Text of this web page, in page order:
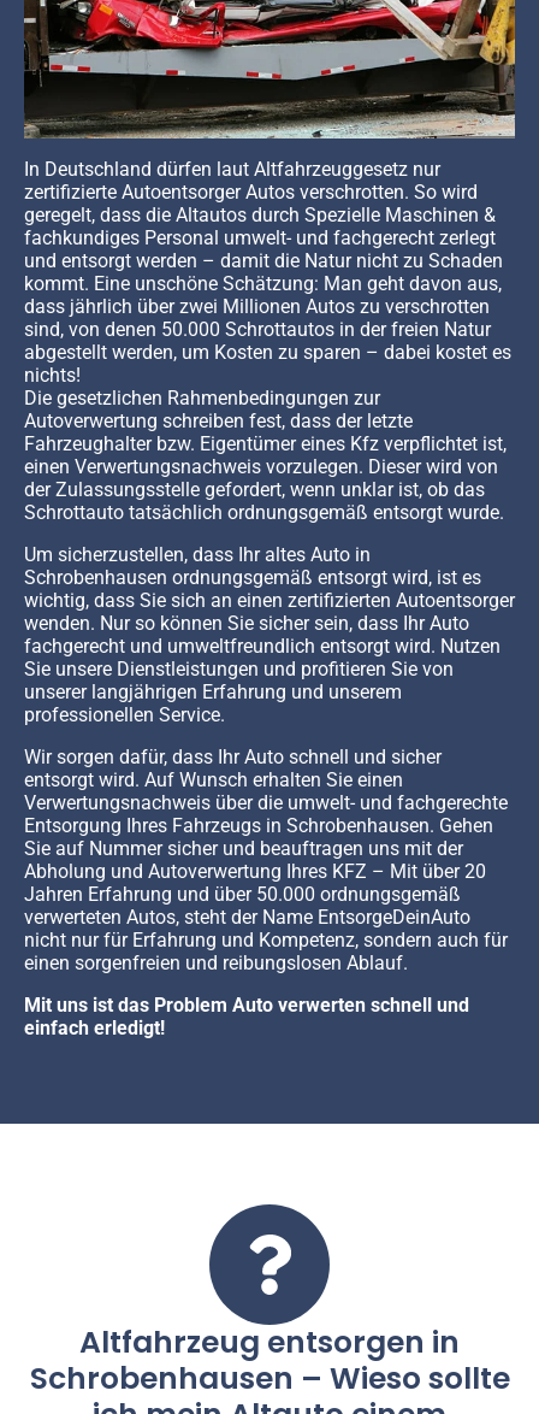
In Deutschland dürfen laut Altfahrzeuggesetz nur
zertifizierte Autoentsorger Autos verschrotten. So wird
geregelt, dass die Altautos durch Spezielle Maschinen &
fachkundiges Personal umwelt- und fachgerecht zerlegt
und entsorgt werden – damit die Natur nicht zu Schaden
kommt. Eine unschöne Schätzung: Man geht davon aus,
dass jährlich über zwei Millionen Autos zu verschrotten
sind, von denen 50.000 Schrottautos in der freien Natur
abgestellt werden, um Kosten zu sparen – dabei kostet es
nichts!
Die gesetzlichen Rahmenbedingungen zur
Autoverwertung schreiben fest, dass der letzte
Fahrzeughalter bzw. Eigentümer eines Kfz verpflichtet ist,
einen Verwertungsnachweis vorzulegen. Dieser wird von
der Zulassungsstelle gefordert, wenn unklar ist, ob das
Schrottauto tatsächlich ordnungsgemäß entsorgt wurde.
Um sicherzustellen, dass Ihr altes Auto in
Schrobenhausen ordnungsgemäß entsorgt wird, ist es
wichtig, dass Sie sich an einen zertifizierten Autoentsorger
wenden. Nur so können Sie sicher sein, dass Ihr Auto
fachgerecht und umweltfreundlich entsorgt wird. Nutzen
Sie unsere Dienstleistungen und profitieren Sie von
unserer langjährigen Erfahrung und unserem
professionellen Service.
Wir sorgen dafür, dass Ihr Auto schnell und sicher
entsorgt wird. Auf Wunsch erhalten Sie einen
Verwertungsnachweis über die umwelt- und fachgerechte
Entsorgung Ihres Fahrzeugs in Schrobenhausen. Gehen
Sie auf Nummer sicher und beauftragen uns mit der
Abholung und Autoverwertung Ihres KFZ – Mit über 20
Jahren Erfahrung und über 50.000 ordnungsgemäß
verwerteten Autos, steht der Name EntsorgeDeinAuto
nicht nur für Erfahrung und Kompetenz, sondern auch für
einen sorgenfreien und reibungslosen Ablauf.
Mit uns ist das Problem Auto verwerten schnell und
einfach erledigt!
Altfahrzeug entsorgen in
Schrobenhausen – Wieso sollte